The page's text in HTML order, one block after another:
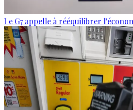
Le G7 appelle à rééquilibrer